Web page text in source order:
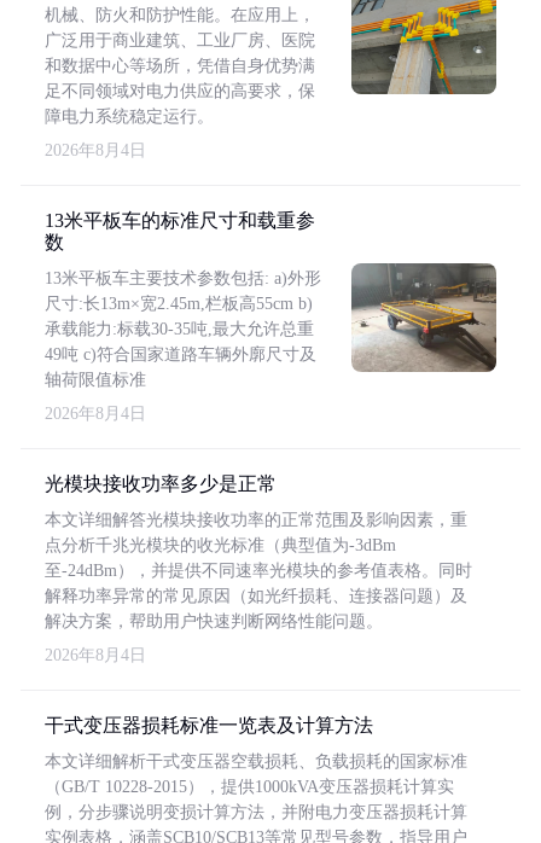
机械、防火和防护性能。在应用上，
广泛用于商业建筑、工业厂房、医院
和数据中心等场所，凭借自身优势满
足不同领域对电力供应的高要求，保
障电力系统稳定运行。
2026年8月4日
13米平板车的标准尺寸和载重参
数
13米平板车主要技术参数包括: a)外形
尺寸:长13m×宽2.45m,栏板高55cm b)
承载能力:标载30-35吨,最大允许总重
49吨 c)符合国家道路车辆外廓尺寸及
轴荷限值标准
2026年8月4日
光模块接收功率多少是正常
本文详细解答光模块接收功率的正常范围及影响因素，重
点分析千兆光模块的收光标准（典型值为-3dBm
至-24dBm），并提供不同速率光模块的参考值表格。同时
解释功率异常的常见原因（如光纤损耗、连接器问题）及
解决方案，帮助用户快速判断网络性能问题。
2026年8月4日
干式变压器损耗标准一览表及计算方法
本文详细解析干式变压器空载损耗、负载损耗的国家标准
（GB/T 10228-2015），提供1000kVA变压器损耗计算实
例，分步骤说明变损计算方法，并附电力变压器损耗计算
实例表格，涵盖SCB10/SCB13等常见型号参数，指导用户